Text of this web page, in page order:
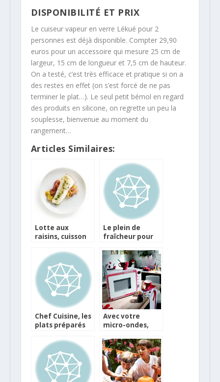
DISPONIBILITÉ ET PRIX
Le cuiseur vapeur en verre Lékué pour 2
personnes est déjà disponible. Compter 29,90
euros pour un accessoire qui mesure 25 cm de
largeur, 15 cm de longueur et 7,5 cm de hauteur.
On a testé, c’est très efficace et pratique si on a
des restes en effet (on s’est forcé de ne pas
terminer le plat…). Le seul petit bémol en regard
des produits en silicone, on regrette un peu la
souplesse, bienvenue au moment du
rangement…
Articles Similaires:
Lotte aux
raisins, cuisson
Le plein de
fraîcheur pour
Chef Cuisine, les
plats préparés
dans la haute
gastronomie
Avec votre
micro-ondes,
cadre